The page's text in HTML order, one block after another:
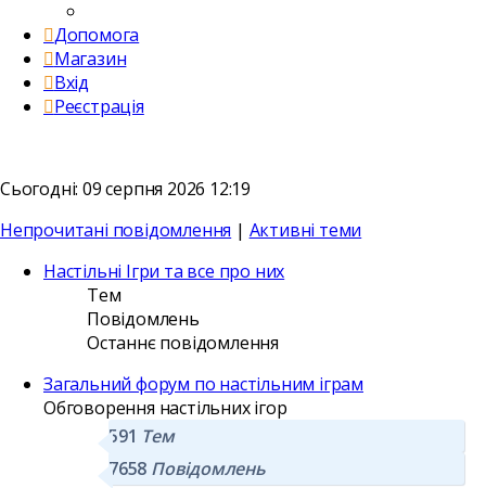
Допомога
Магазин
Вхід
Реєстрація
Сьогодні: 09 серпня 2026 12:19
Непрочитані повідомлення | Активні теми
Настільні Ігри та все про них
Тем
Повідомлень
Останнє повідомлення
Загальний форум по настільним іграм
Обговорення настільних ігор
591 Тем
7658 Повідомлень